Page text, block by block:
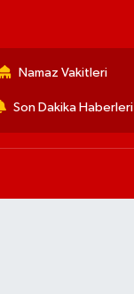
Namaz Vakitleri
Son Dakika Haberleri